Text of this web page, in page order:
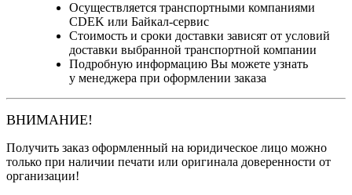
Осуществляется транспортными компаниями
CDEK или Байкал-сервис
Стоимость и сроки доставки зависят от условий
доставки выбранной транспортной компании
Подробную информацию Вы можете узнать
у менеджера при оформлении заказа
ВНИМАНИЕ!
Получить заказ оформленный на юридическое лицо можно
только при наличии печати или оригинала доверенности от
организации!